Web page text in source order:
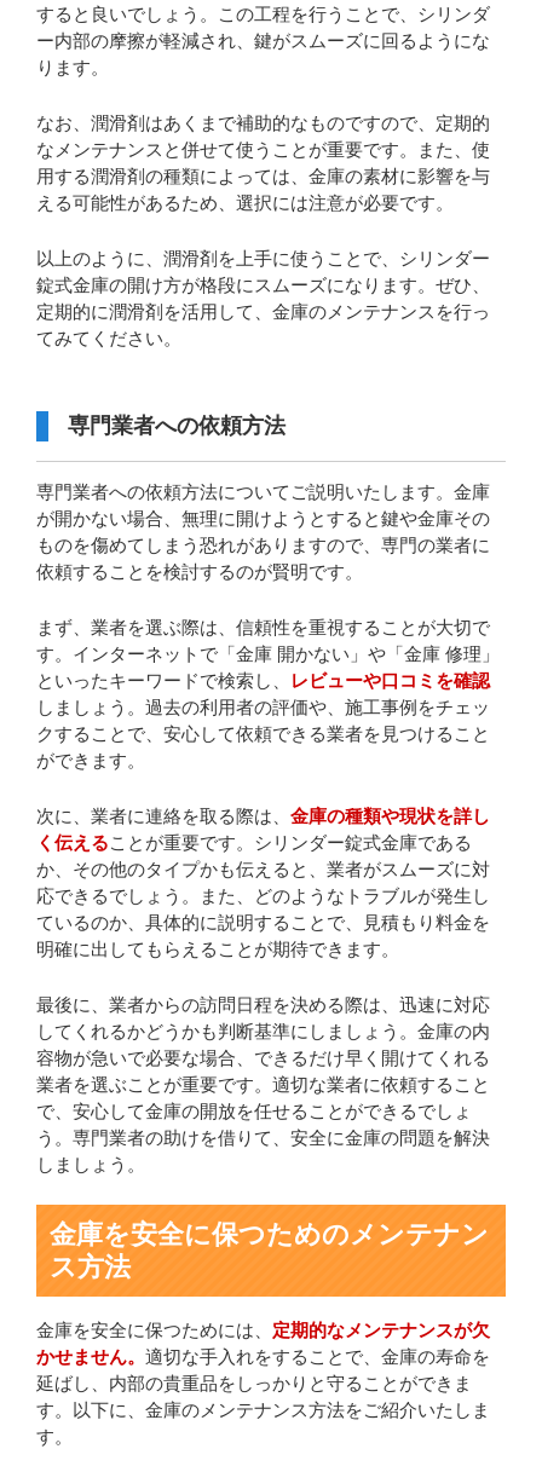
すると良いでしょう。この工程を行うことで、シリンダ
ー内部の摩擦が軽減され、鍵がスムーズに回るようにな
ります。
なお、潤滑剤はあくまで補助的なものですので、定期的
なメンテナンスと併せて使うことが重要です。また、使
用する潤滑剤の種類によっては、金庫の素材に影響を与
える可能性があるため、選択には注意が必要です。
以上のように、潤滑剤を上手に使うことで、シリンダー
錠式金庫の開け方が格段にスムーズになります。ぜひ、
定期的に潤滑剤を活用して、金庫のメンテナンスを行っ
てみてください。
専門業者への依頼方法
専門業者への依頼方法についてご説明いたします。金庫
が開かない場合、無理に開けようとすると鍵や金庫その
ものを傷めてしまう恐れがありますので、専門の業者に
依頼することを検討するのが賢明です。
まず、業者を選ぶ際は、信頼性を重視することが大切で
す。インターネットで「金庫 開かない」や「金庫 修理」
といったキーワードで検索し、
レビューや口コミを確認
しましょう。過去の利用者の評価や、施工事例をチェッ
クすることで、安心して依頼できる業者を見つけること
ができます。
次に、業者に連絡を取る際は、 金庫の種類や現状を詳し
く伝えることが重要です。シリンダー錠式金庫である
か、その他のタイプかも伝えると、業者がスムーズに対
応できるでしょう。また、どのようなトラブルが発生し
ているのか、具体的に説明することで、見積もり料金を
明確に出してもらえることが期待できます。
最後に、業者からの訪問日程を決める際は、迅速に対応
してくれるかどうかも判断基準にしましょう。金庫の内
容物が急いで必要な場合、できるだけ早く開けてくれる
業者を選ぶことが重要です。適切な業者に依頼すること
で、安心して金庫の開放を任せることができるでしょ
う。専門業者の助けを借りて、安全に金庫の問題を解決
しましょう。
金庫を安全に保つためのメンテナン
ス方法
金庫を安全に保つためには、 定期的なメンテナンスが欠
かせません。 適切な手入れをすることで、金庫の寿命を
延ばし、内部の貴重品をしっかりと守ることができま
す。以下に、金庫のメンテナンス方法をご紹介いたしま
す。